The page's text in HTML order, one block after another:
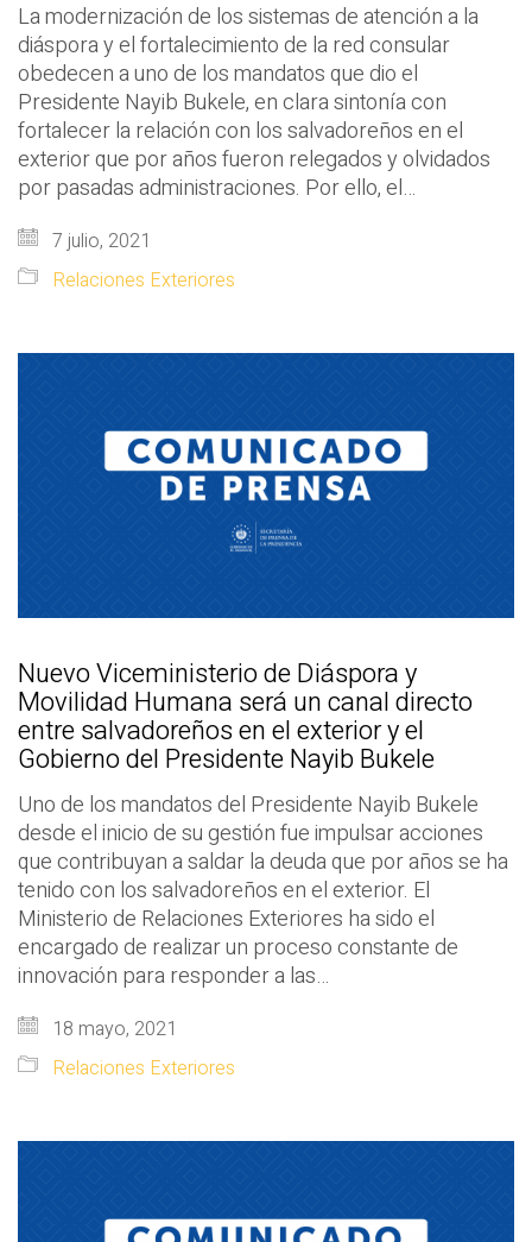
La modernización de los sistemas de atención a la
diáspora y el fortalecimiento de la red consular
obedecen a uno de los mandatos que dio el
Presidente Nayib Bukele, en clara sintonía con
fortalecer la relación con los salvadoreños en el
exterior que por años fueron relegados y olvidados
por pasadas administraciones. Por ello, el…
7 julio, 2021
Relaciones Exteriores
Nuevo Viceministerio de Diáspora y
Movilidad Humana será un canal directo
entre salvadoreños en el exterior y el
Gobierno del Presidente Nayib Bukele
Uno de los mandatos del Presidente Nayib Bukele
desde el inicio de su gestión fue impulsar acciones
que contribuyan a saldar la deuda que por años se ha
tenido con los salvadoreños en el exterior. El
Ministerio de Relaciones Exteriores ha sido el
encargado de realizar un proceso constante de
innovación para responder a las…
18 mayo, 2021
Relaciones Exteriores